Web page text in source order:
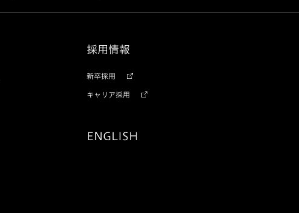
採用情報
新卒採用
キャリア採用
ENGLISH